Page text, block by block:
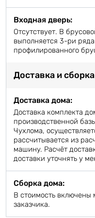
Входная дверь:
Отсутствует. В
выполняется 3-ри
профилированного
Доставка и
Доставка дома:
Доставка комплекта
производственной
Чухлома,
рассчитывается из
машину. Расчёт
доставки уточнять у
Сборка дома:
В стоимость включены
заказчика.